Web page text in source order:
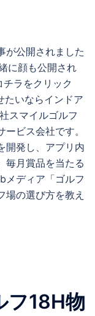
が公開されました
に顔も公開され
ラをクリック
いならインドア
スマイルゴルフ
ビス会社です。
開発し、アプリ内
毎月賞品を当たる
メディア「ゴルフ
場の選び方を教え
フ18H物